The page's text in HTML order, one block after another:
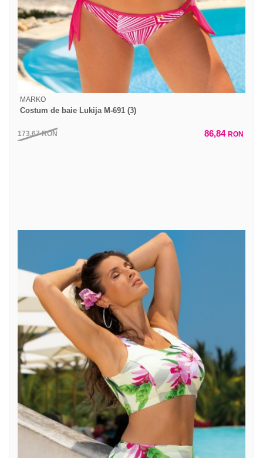
MARKO
Costum de baie Lukija M-691 (3)
173,67RON 86,84 RON